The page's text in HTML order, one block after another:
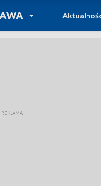
POWRÓT DO
TVP REGIONY